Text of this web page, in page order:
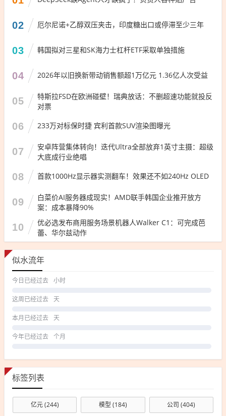
02 厄尔尼诺+乙醇双压夹击，印度糖出口或停滞至少三年
03 韩国拟对三星和SK海力士杠杆ETF采取单独措施
04 2026年以旧换新带动销售额超1万亿元 1.36亿人次受益
05
特斯拉FSD在欧洲碰壁！瑞典放话：不删超速功能就投反
对票
06 233万对标保时捷 宾利首款SUV渲染图曝光
07
安卓阵营集体转向！迭代Ultra全部放弃1英寸主摄：超级
大底成行业绝唱
08 首款1000Hz显示器实测翻车！效果还不如240Hz OLED
09
白菜价AI服务器成现实！AMD联手韩国企业推开放方
案：成本暴降90%
10
优必选发布商用服务场景机器人Walker C1：可完成芭
蕾、华尔兹动作
似水流年
今日已经过去 小时
这周已经过去 天
本月已经过去 天
今年已经过去 个月
标签列表
亿元(244) 模型 (184) 公司 (404)